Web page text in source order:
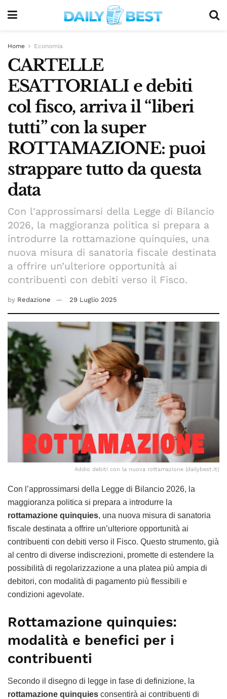
Home Economia
CARTELLE
ESATTORIALI e debiti
col fisco, arriva il “liberi
tutti” con la super
ROTTAMAZIONE: puoi
strappare tutto da questa
data
Con l'approssimarsi della Legge di Bilancio
2026, la maggioranza politica si prepara a
introdurre la rottamazione quinquies, una
nuova misura di sanatoria fiscale destinata
a offrire un’ulteriore opportunità ai
contribuenti con debiti verso il Fisco.
by Redazione 29 Luglio 2025
Addio debiti con la nuova rottamazione (dailybest.it)
Con l’approssimarsi della Legge di Bilancio 2026, la
maggioranza politica si prepara a introdurre la
rottamazione quinquies, una nuova misura di sanatoria
fiscale destinata a offrire un’ulteriore opportunità ai
contribuenti con debiti verso il Fisco. Questo strumento, già
al centro di diverse indiscrezioni, promette di estendere la
possibilità di regolarizzazione a una platea più ampia di
debitori, con modalità di pagamento più flessibili e
condizioni agevolate.
Rottamazione quinquies:
modalità e benefici per i
contribuenti
Secondo il disegno di legge in fase di definizione, la
rottamazione quinquies consentirà ai contribuenti di